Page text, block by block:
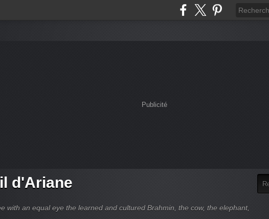
Publicité
d'Ariane
with an equal eye the learned and cultured Brahmin, the cow, the elephant,